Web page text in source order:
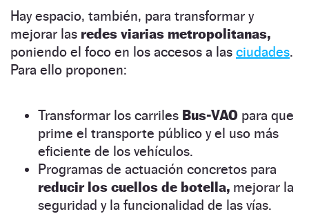
Hay espacio, también, para transformar y
mejorar las redes viarias metropolitanas,
poniendo el foco en los accesos a las ciudades.
Para ello proponen:
Transformar los carriles Bus-VAO para que
prime el transporte público y el uso más
eficiente de los vehículos.
Programas de actuación concretos para
reducir los cuellos de botella, mejorar la
seguridad y la funcionalidad de las vías.